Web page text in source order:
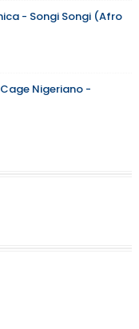
- Songi Songi (Afro
Nigeriano -